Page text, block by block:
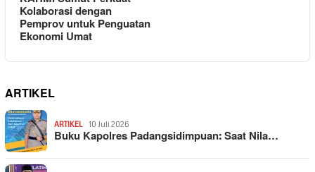
Kolaborasi dengan
Pemprov untuk Penguatan
Ekonomi Umat
ARTIKEL
ARTIKEL 10 Juli 2026
Buku Kapolres Padangsidimpuan: Saat Nila…